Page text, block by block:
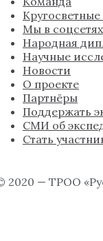
Мы в соцсетях
Народная
Научные
Новости
О проекте
Партнёры
Поддержать
СМИ об
Стать
2020 — ТРОО